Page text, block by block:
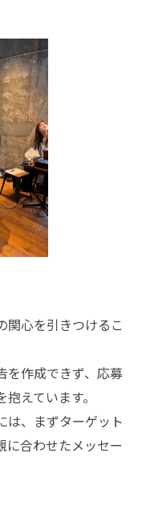
関心を引きつけるこ
を作成できず、応募
えています。
は、まずターゲット
に合わせたメッセー